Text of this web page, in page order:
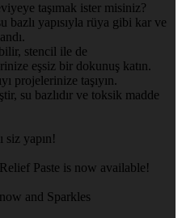
taşımak ister misiniz?
bazlı yapısıyla rüya gibi kar ve
stencil ile de
eşsiz bir dokunuş katın.
projelerinize taşıyın.
su bazlıdır ve toksik madde
siz yapın!
Paste is now available!
and Sparkles